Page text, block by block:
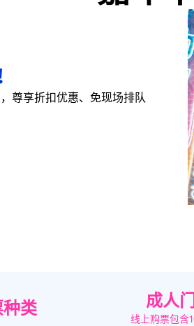
尊享折扣优惠、免现场排队
种类 成人
线上购票包含